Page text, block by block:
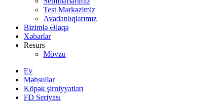
Test Mərkəzimiz
Avadanlıqlarımız
Bizimlə Əlaqə
Xəbərlər
Resurs
Mövzu
Ev
Məhsullar
Köpək şirniyyatları
FD Seriyası